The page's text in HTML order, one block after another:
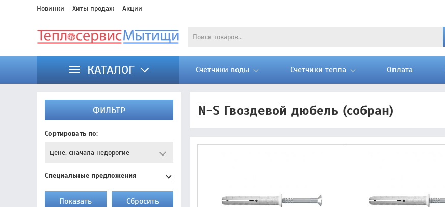
Новинки Хиты продаж Акции
КАТАЛОГ Счетчики воды Счетчики тепла Оплата
ФИЛЬТР
Сортировать по:
Специальные предложения
Показать Cбросить
N-S Гвоздевой дюбель (собран)